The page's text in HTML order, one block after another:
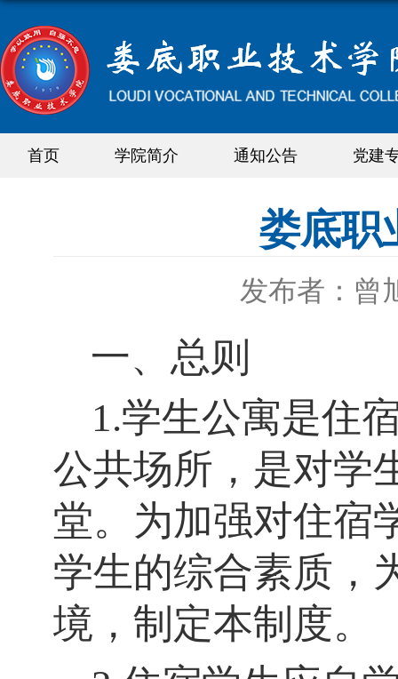
首页 学院简介 通知公告 党建
娄底职
发布者：曾
一、总则
1.学生公寓是住
公共场所，是对学
堂。为加强对住宿
学生的综合素质，
境，制定本制度。